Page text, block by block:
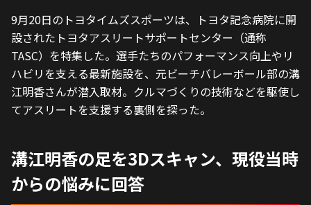
9月20日のトヨタイムズスポーツは、トヨタ記念病院に開
設されたトヨタアスリートサポートセンター（通称
TASC）を特集した。選手たちのパフォーマンス向上やリ
ハビリを支える最新施設を、元ビーチバレーボール部の溝
江明香さんが潜入取材。クルマづくりの技術などを駆使し
てアスリートを支援する裏側を探った。
溝江明香の足を3Dスキャン、現役当時
からの悩みに回答